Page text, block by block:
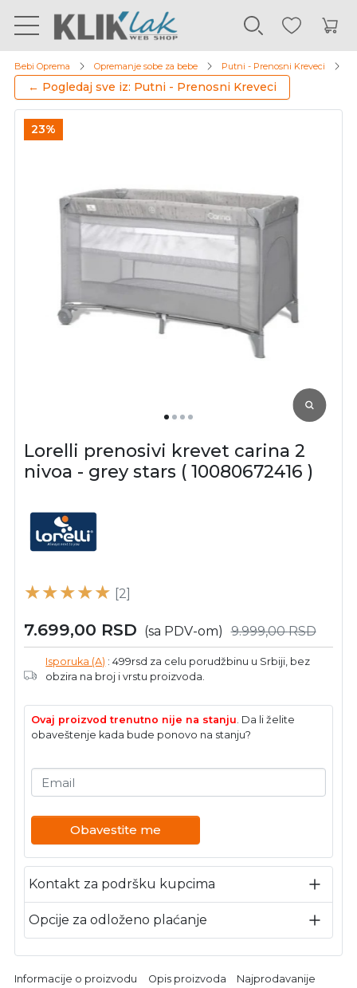
Bebi Oprema Opremanje sobe za bebe Putni - Prenosni Kreveci
← Pogledaj sve iz: Putni - Prenosni Kreveci
23%
Lorelli prenosivi krevet carina 2
nivoa - grey stars ( 10080672416 )
[2]
7.699,00 RSD (sa PDV-om) 9.999,00RSD
Isporuka (A) : 499rsd za celu porudžbinu u Srbiji, bez
obzira na broj i vrstu proizvoda.
Ovaj proizvod trenutno nije na stanju . Da li želite
obaveštenje kada bude ponovo na stanju?
Email
Obavestite me
Kontakt za podršku kupcima
Opcije za odloženo plaćanje
Informacije o proizvodu Opis proizvoda Najprodavanije